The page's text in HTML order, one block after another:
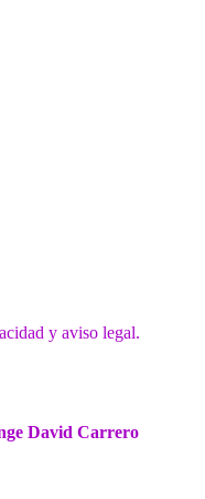
y aviso legal.
David Carrero